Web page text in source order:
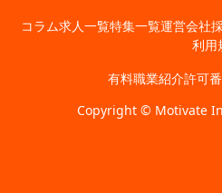
コラム求人一覧特集一覧運営会社
利用
有料職業紹介許可
Copyright © Motivate